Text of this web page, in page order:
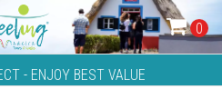
- ENJOY BEST VALUE
0